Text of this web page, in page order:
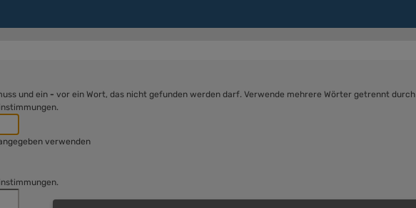
und ein - vor ein Wort, das nicht gefunden werden darf. Verwende mehrere Wörter getrennt durch
verwenden